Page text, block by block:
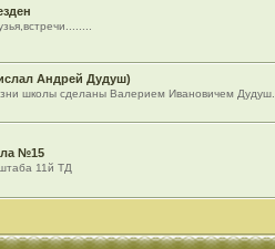
Андрей Дудуш)
школы сделаны Валерием Ивановичем Дудуш.
№15
11й ТД